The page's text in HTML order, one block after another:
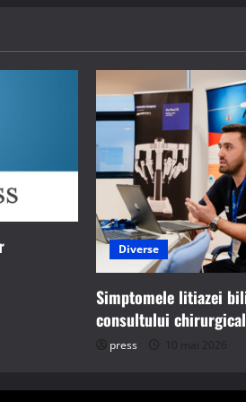
Diverse
Simptomele litiazei
consultului chirurgical
press 10 mai 2026